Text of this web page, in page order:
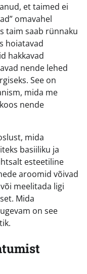
et taimed ei
omavahel
taim saab rünnaku
hoiatavad
hakkavad
nende lehed
See on
mida me
nende
mida
basiiliku ja
esteetiline
aroomid võivad
meelitada ligi
Mida
on see